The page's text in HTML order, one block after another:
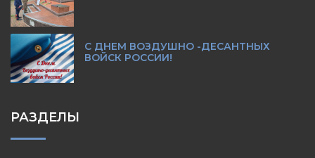
С ДНЕМ ВОЗДУШНО -ДЕСАНТНЫХ
ВОЙСК РОССИИ!
РАЗДЕЛЫ